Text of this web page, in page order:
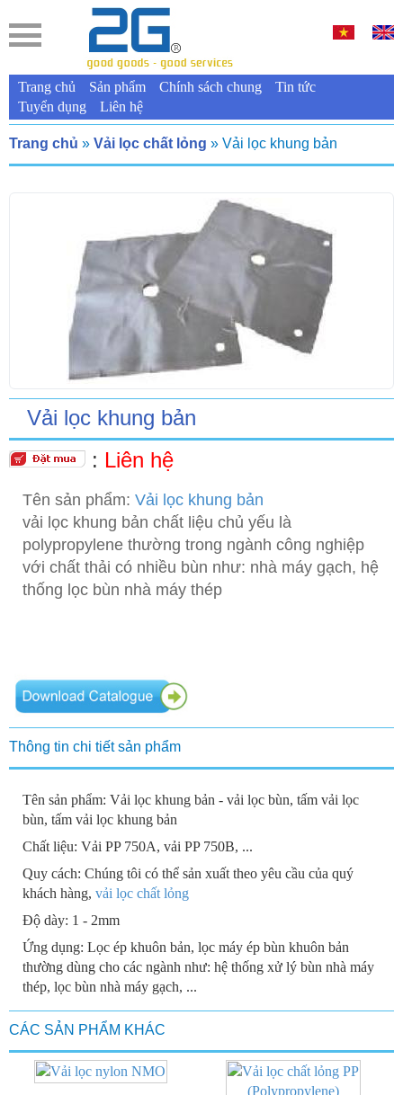
Trang chủ Sản phẩm Chính sách chung
Tin tức
Tuyển dụng
Liên hệ
Trang chủ » Vải lọc chất lỏng » Vải lọc khung bản
Vải lọc khung bản
: Liên hệ
Tên sản phẩm: Vải lọc khung bản
vải lọc khung bản chất liệu chủ yếu là
polypropylene thường trong ngành công nghiệp
với chất thải có nhiều bùn như: nhà máy gạch, hệ
thống lọc bùn nhà máy thép
Thông tin chi tiết sản phẩm
Tên sản phẩm: Vải lọc khung bản - vải lọc bùn, tấm vải lọc
bùn, tấm vải lọc khung bản
Chất liệu: Vải PP 750A, vải PP 750B, ...
Quy cách: Chúng tôi có thể sản xuất theo yêu cầu của quý
khách hàng, vải lọc chất lỏng
Độ dày: 1 - 2mm
Ứng dụng: Lọc ép khuôn bản, lọc máy ép bùn khuôn bản
thường dùng cho các ngành như: hệ thống xử lý bùn nhà máy
thép, lọc bùn nhà máy gạch, ...
CÁC SẢN PHẨM KHÁC